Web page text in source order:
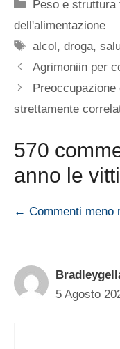
Peso e struttura
dell'alimentazione
Tag
alcol ,droga,
Agrimoniin per
strettamente
570
anno le
← Commenti meno
5 Agosto